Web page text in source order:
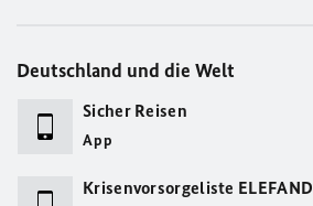
Deutschland und die Welt
Sicher Reisen
App
Krisenvorsorgeliste ELEFAND